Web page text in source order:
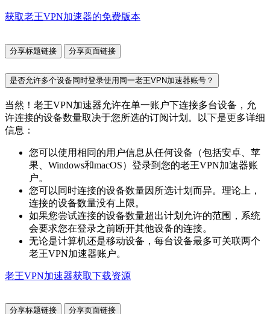
获取老王VPN加速器的免费版本
分享标题链接 分享页面链接
是否允许多个设备同时登录使用同一老王VPN加速器账号？
当然！老王VPN加速器允许在单一账户下连接多台设备，允
许连接的设备数量取决于您所选的订阅计划。以下是更多详细
信息：
您可以使用相同的用户信息从任何设备（包括安卓、苹
果、Windows和macOS）登录到您的老王VPN加速器账
户。
您可以同时连接的设备数量因所选计划而异。理论上，
连接的设备数量没有上限。
如果您尝试连接的设备数量超出计划允许的范围，系统
会要求您在登录之前断开其他设备的连接。
无论是计算机还是移动设备，每台设备最多可关联两个
老王VPN加速器账户。
老王VPN加速器获取下载资源
分享标题链接 分享页面链接